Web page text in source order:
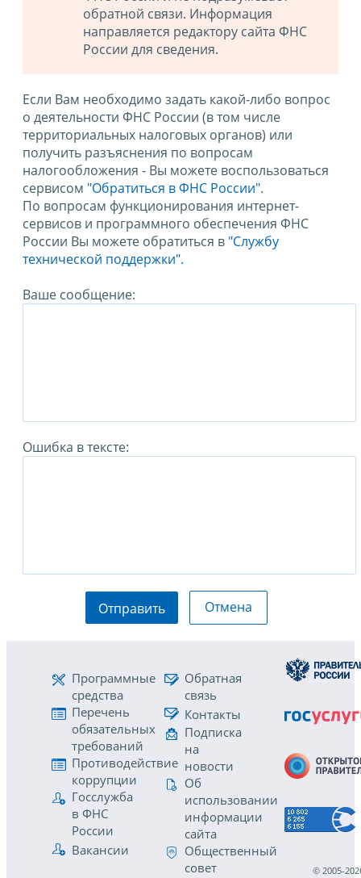
обратной связи. Информация
направляется редактору сайта ФНС
России для сведения.
Если Вам необходимо задать какой-либо вопрос
о деятельности ФНС России (в том числе
территориальных налоговых органов) или
получить разъяснения по вопросам
налогообложения - Вы можете воспользоваться
сервисом "Обратиться в ФНС России".
По вопросам функционирования интернет-
сервисов и программного обеспечения ФНС
России Вы можете обратиться в "Службу
технической поддержки".
Ваше сообщение:
Ошибка в тексте:
Отправить Отмена
Программные
средства
Перечень
обязательных
требований
Противодействие
коррупции
Госслужба
в ФНС
России
Вакансии
Обратная
связь
Контакты
Подписка
на
новости
Об
использовании
информации
сайта
Общественный
совет
© 2005-